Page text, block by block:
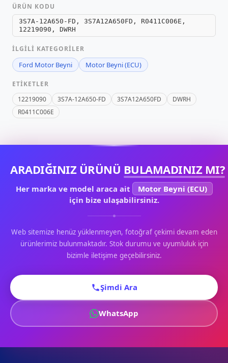
ÜRÜN KODU
3S7A-12A650-FD, 3S7A12A650FD, R0411C006E,
12219090, DWRH
İLGILI KATEGORILER
Ford Motor Beyni Motor Beyni (ECU)
ETIKETLER
12219090
3S7A-12A650-FD 3S7A12A650FD
DWRH
R0411C006E
ARADIĞINIZ ÜRÜNÜ BULAMADINIZ MI?
Her marka ve model araca ait
Motor Beyni (ECU)
için bize ulaşabilirsiniz.
Web sitemize henüz yüklenmeyen, fotoğraf çekimi devam eden
ürünlerimiz bulunmaktadır. Stok durumu ve uyumluluk için
bizimle iletişime geçebilirsiniz.
Şimdi Ara
WhatsApp